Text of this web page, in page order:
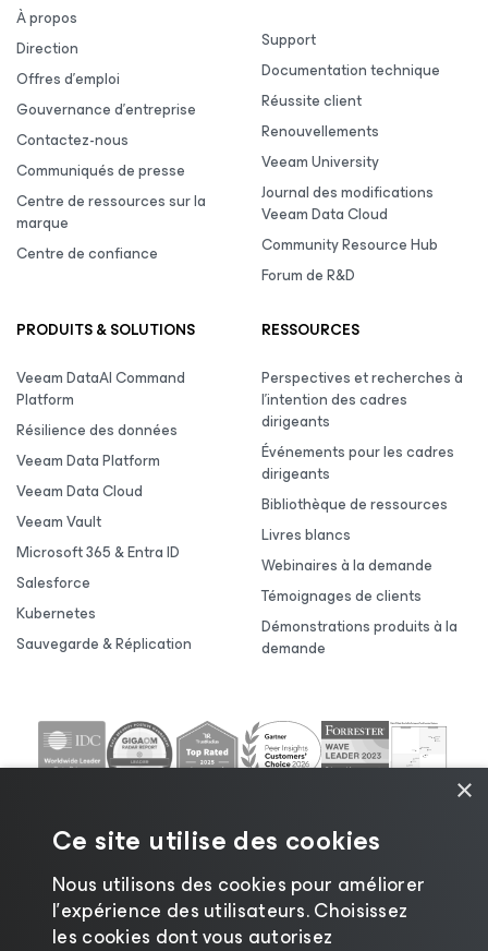
À propos
Direction
Offres d’emploi
Gouvernance d’entreprise
Contactez-nous
Communiqués de presse
Centre de ressources sur la
marque
Centre de confiance
Support
Documentation technique
Réussite client
Renouvellements
Veeam University
Journal des modifications
Veeam Data Cloud
Community Resource Hub
Forum de R&D
PRODUITS & SOLUTIONS
Veeam DataAI Command
Platform
Résilience des données
Veeam Data Platform
Veeam Data Cloud
Veeam Vault
Microsoft 365 & Entra ID
Salesforce
Kubernetes
Sauvegarde & Réplication
RESSOURCES
Perspectives et recherches à
l’intention des cadres
dirigeants
Événements pour les cadres
dirigeants
Bibliothèque de ressources
Livres blancs
Webinaires à la demande
Témoignages de clients
Démonstrations produits à la
demande
×
Ce site utilise des cookies
Nous utilisons des cookies pour améliorer
l’expérience des utilisateurs. Choisissez
les cookies dont vous autorisez